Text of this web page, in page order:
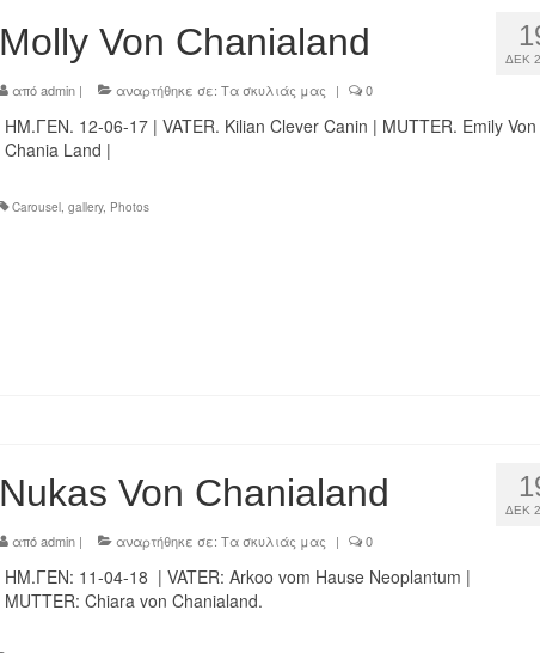
ΔΕΚ
Molly Von Chanialand
απόadmin| αναρτήθηκε σε: Τα σκυλιάς μας | 0
ΗΜ.ΓΕΝ. 12-06-17 | VATER. Kilian Clever Canin | MUTTER. Emily Von
Chania Land |
Carousel, gallery, Photos
ΔΕΚ
Nukas Von Chanialand
απόadmin| αναρτήθηκε σε: Τα σκυλιάς μας | 0
ΗΜ.ΓΕΝ: 11-04-18 | VATER: Arkoo vom Hause Neoplantum |
MUTTER: Chiara von Chanialand.